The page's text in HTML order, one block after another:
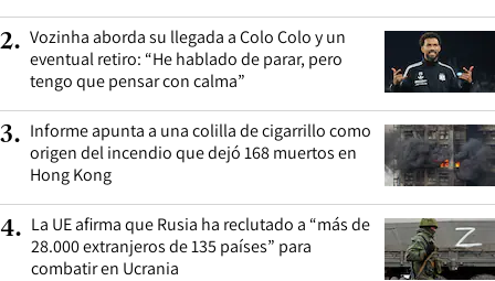
2. Vozinha aborda su llegada a Colo Colo y un
eventual retiro: “He hablado de parar, pero
tengo que pensar con calma”
3. Informe apunta a una colilla de cigarrillo como
origen del incendio que dejó 168 muertos en
Hong Kong
4. La UE afirma que Rusia ha reclutado a “más de
28.000 extranjeros de 135 países” para
combatir en Ucrania